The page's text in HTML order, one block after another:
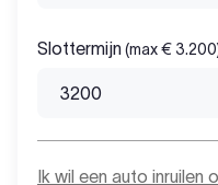
Slottermijn(max €
Ik wil een auto inruilen